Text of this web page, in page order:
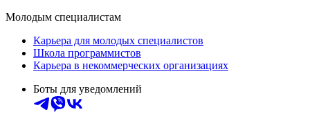
Молодым специалистам
Карьера для молодых специалистов
Школа программистов
Карьера в некоммерческих организациях
Боты для уведомлений